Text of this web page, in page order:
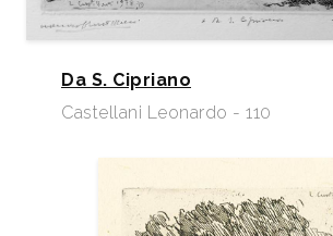
Da S. Cipriano
Castellani Leonardo - 110